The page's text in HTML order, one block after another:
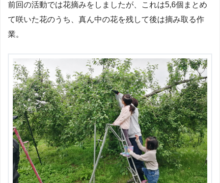
前回の活動では花摘みをしましたが、これは5,6個まとめ
て咲いた花のうち、真ん中の花を残して後は摘み取る作
業。